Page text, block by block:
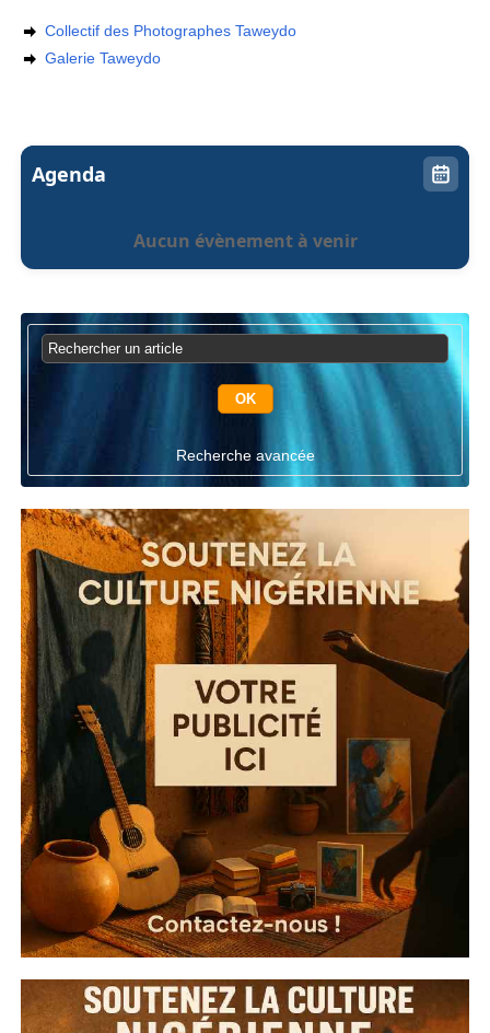
Collectif des Photographes Taweydo
Galerie Taweydo
Agenda
Aucun évènement à venir
Recherche avancée